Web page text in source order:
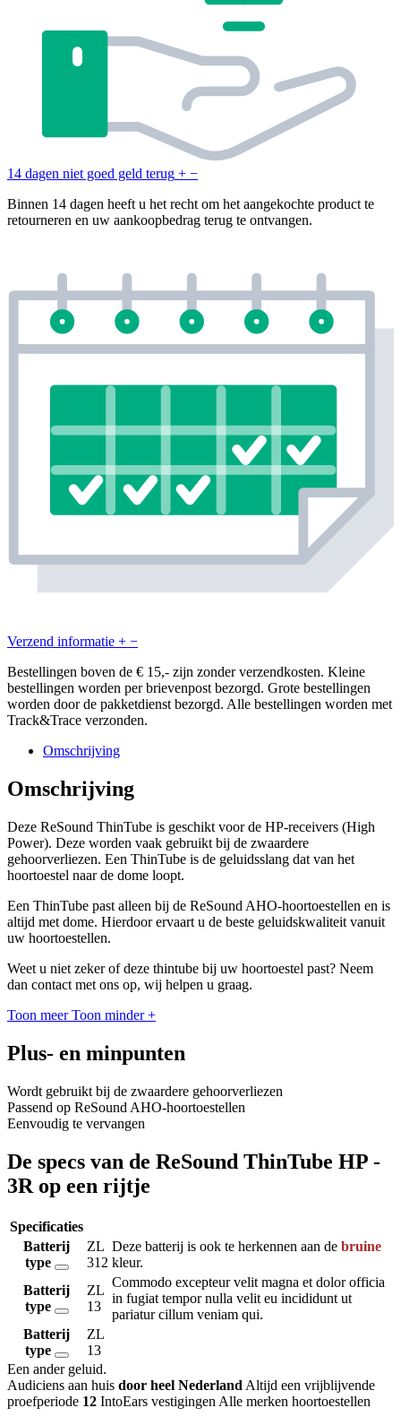
14 dagen niet goed geld terug + −
Binnen 14 dagen heeft u het recht om het aangekochte product te
retourneren en uw aankoopbedrag terug te ontvangen.
Verzend informatie + −
Bestellingen boven de € 15,- zijn zonder verzendkosten. Kleine
bestellingen worden per brievenpost bezorgd. Grote bestellingen
worden door de pakketdienst bezorgd. Alle bestellingen worden met
Track&Trace verzonden.
Omschrijving
Omschrijving
Deze ReSound ThinTube is geschikt voor de HP-receivers (High
Power). Deze worden vaak gebruikt bij de zwaardere
gehoorverliezen. Een ThinTube is de geluidsslang dat van het
hoortoestel naar de dome loopt.
Een ThinTube past alleen bij de ReSound AHO-hoortoestellen en is
altijd met dome. Hierdoor ervaart u de beste geluidskwaliteit vanuit
uw hoortoestellen.
Weet u niet zeker of deze thintube bij uw hoortoestel past? Neem
dan contact met ons op, wij helpen u graag.
Toon meer Toon minder +
Plus- en minpunten
Wordt gebruikt bij de zwaardere gehoorverliezen
Passend op ReSound AHO-hoortoestellen
Eenvoudig te vervangen
De specs van de ReSound ThinTube HP -
3R op een rijtje
Specificaties
Batterij
type
ZL
312
Deze batterij is ook te herkennen aan de bruine
kleur.
Batterij
type
ZL
13
Commodo excepteur velit magna et dolor officia
in fugiat tempor nulla velit eu incididunt ut
pariatur cillum veniam qui.
Batterij
type
ZL
13
Een ander geluid.
Audiciens aan huis door heel Nederland Altijd een vrijblijvende
proefperiode 12 IntoEars vestigingen Alle merken hoortoestellen